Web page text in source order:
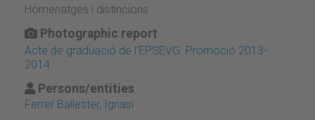
Homenatges i distincions
Photographic report
Acte de graduació de l'EPSEVG. Promoció 2013-
2014
Persons/entities
Ferrer Ballester, Ignasi